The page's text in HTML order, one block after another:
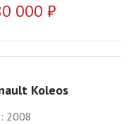
000 ₽
Koleos
2008